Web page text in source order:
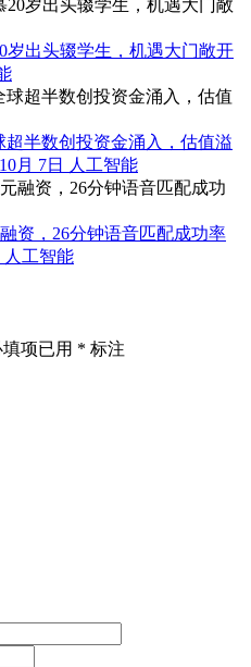
岁出头辍学生，机遇大门敞开
超半数创投资金涌入，估值溢
月 7日 人工智能
资，26分钟语音匹配成功率
人工智能
填项已用 * 标注